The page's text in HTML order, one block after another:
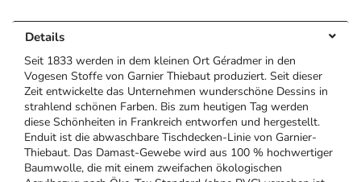
Details
Seit 1833 werden in dem kleinen Ort Géradmer in den
Vogesen Stoffe von Garnier Thiebaut produziert. Seit dieser
Zeit entwickelte das Unternehmen wunderschöne Dessins in
strahlend schönen Farben. Bis zum heutigen Tag werden
diese Schönheiten in Frankreich entworfen und hergestellt.
Enduit ist die abwaschbare Tischdecken-Linie von Garnier-
Thiebaut. Das Damast-Gewebe wird aus 100 % hochwertiger
Baumwolle, die mit einem zweifachen ökologischen